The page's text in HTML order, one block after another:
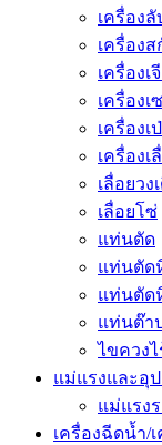
เครื่อง
เครื่อง
เครื่องเ
เครื่องเ
เครื่องเ
เครื่องเ
เลื่อยวง
เลื่อยโซ่
แท่นตัด
แท่นตัด
แท่นตัด
แท่นต๊า
ไขควงไ
แม่แรงและอุ
แม่แรง
เครื่องฉีดน้ำ/